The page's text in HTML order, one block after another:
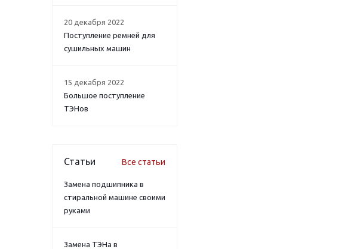
20 декабря 2022
Поступление ремней для
сушильных машин
15 декабря 2022
Большое поступление
ТЭНов
Статьи Все статьи
Замена подшипника в
стиральной машине своими
руками
Замена ТЭНа в